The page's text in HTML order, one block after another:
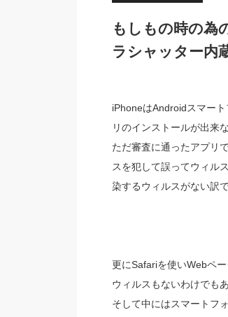
もしもの時の為
ラシャッター内
iPhoneはAndroidスマー
リのインストールが出来
ただ審査に通ったアプリ
スを犯して誤ってウィル
染するウィルスがない訳
更にSafariを使いWebペ
ウィルスもないわけでも
そして中にはスマートフ